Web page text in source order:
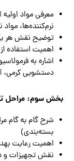
معرفی مواد
نرم‌کننده‌ها،
توضیح نقش هر
اهمیت استفاده
اشاره به
دستشویی کرمی،
بخش سوم: مراحل
شرح گام به گام
بسته‌بندی)
اهمیت رعایت
نقش تجهیزات و